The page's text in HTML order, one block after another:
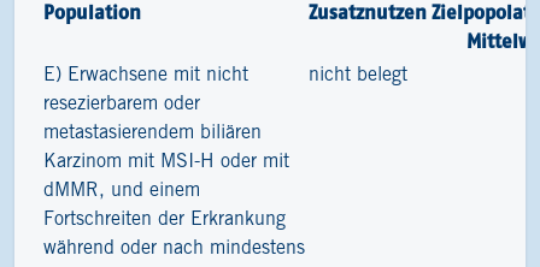
Population Zusatznutzen
E) Erwachsene mit nicht
resezierbarem oder
metastasierendem biliären
Karzinom mit MSI-H oder mit
dMMR, und einem
Fortschreiten der Erkrankung
während oder nach mindestens
nicht belegt